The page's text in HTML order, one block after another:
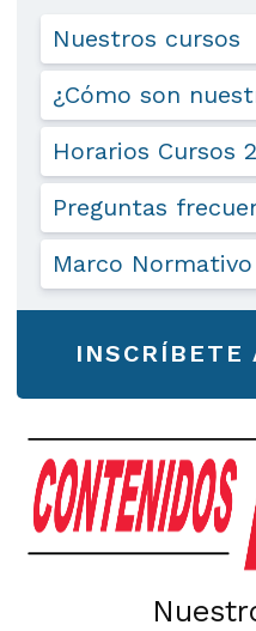
Nuestros cursos
¿Cómo son
Horarios Cursos
Preguntas
Marco Normativo
INSCRÍBETE